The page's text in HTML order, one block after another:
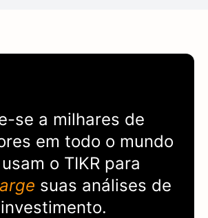
se a milhares de
em todo o mundo
o TIKRpara
suas análises de
investimento.